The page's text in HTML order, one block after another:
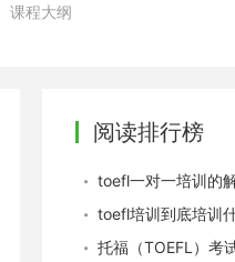
课程大纲
阅读排行榜
toefl一对一培训的
toefl培训到底培训
托福（TOEFL）考试